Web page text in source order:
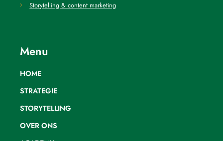
Storytelling & content marketing
Menu
HOME
STRATEGIE
STORYTELLING
OVER ONS